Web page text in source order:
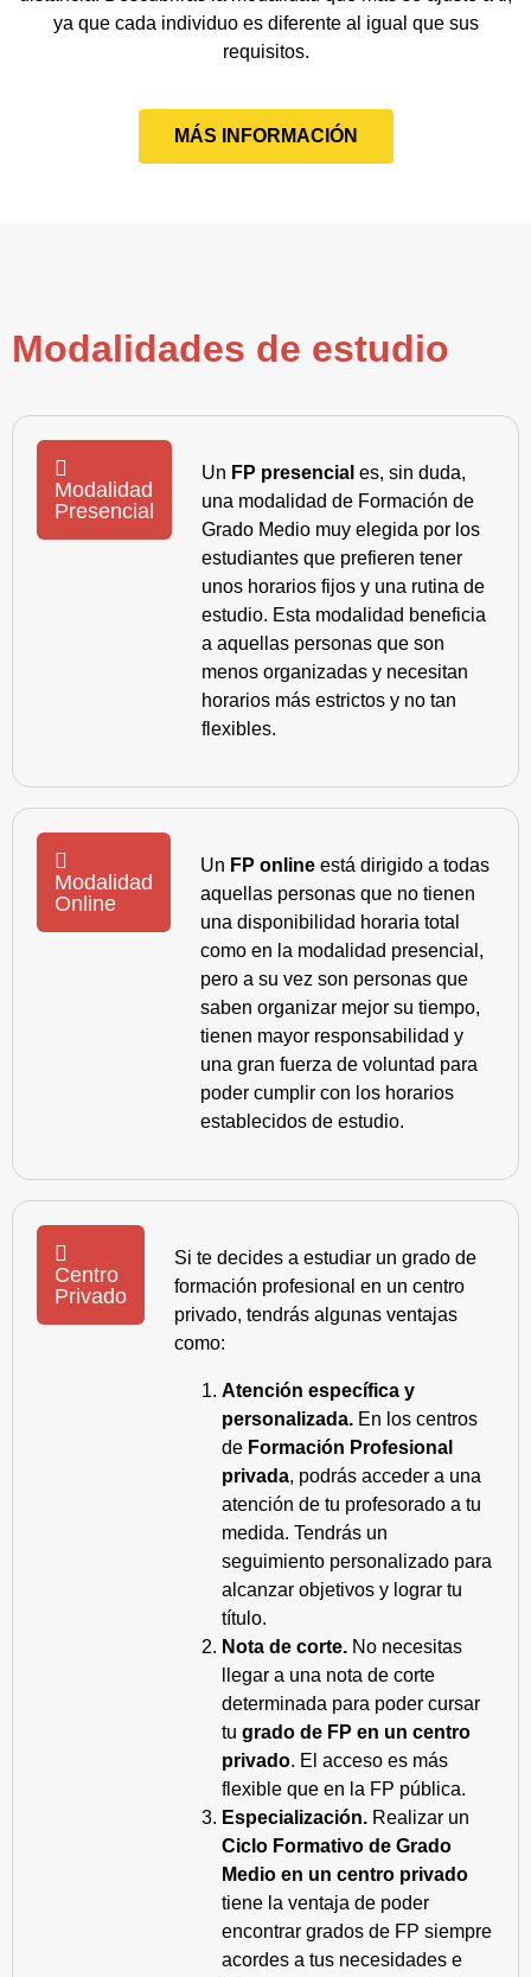
ya que cada individuo es diferente al igual que sus
requisitos.
MÁS INFORMACIÓN
Modalidades de estudio
Modalidad
Presencial
Un FP presencial es, sin duda,
una modalidad de Formación de
Grado Medio muy elegida por los
estudiantes que prefieren tener
unos horarios fijos y una rutina de
estudio. Esta modalidad beneficia
a aquellas personas que son
menos organizadas y necesitan
horarios más estrictos y no tan
flexibles.
Modalidad
Online
Un FP online está dirigido a todas
aquellas personas que no tienen
una disponibilidad horaria total
como en la modalidad presencial,
pero a su vez son personas que
saben organizar mejor su tiempo,
tienen mayor responsabilidad y
una gran fuerza de voluntad para
poder cumplir con los horarios
establecidos de estudio.
Centro
Privado
Si te decides a estudiar un grado de
formación profesional en un centro
privado, tendrás algunas ventajas
como:
Atención específica y
personalizada. En los centros
de Formación Profesional
privada, podrás acceder a una
atención de tu profesorado a tu
medida. Tendrás un
seguimiento personalizado para
alcanzar objetivos y lograr tu
título.
Nota de corte. No necesitas
llegar a una nota de corte
determinada para poder cursar
tu grado de FP en un centro
privado. El acceso es más
flexible que en la FP pública.
Especialización. Realizar un
Ciclo Formativo de Grado
Medio en un centro privado
tiene la ventaja de poder
encontrar grados de FP siempre
acordes a tus necesidades e